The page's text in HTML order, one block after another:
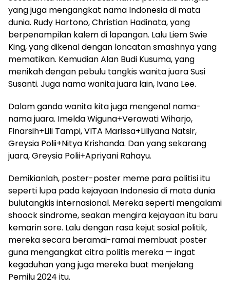
yang juga mengangkat nama Indonesia di mata
dunia. Rudy Hartono, Christian Hadinata, yang
berpenampilan kalem di lapangan. Lalu Liem Swie
King, yang dikenal dengan loncatan smashnya yang
mematikan. Kemudian Alan Budi Kusuma, yang
menikah dengan pebulu tangkis wanita juara Susi
Susanti. Juga nama wanita juara lain, Ivana Lee.
Dalam ganda wanita kita juga mengenal nama-
nama juara. Imelda Wiguna+Verawati Wiharjo,
Finarsih+Lili Tampi, VITA Marissa+Liliyana Natsir,
Greysia Polii+Nitya Krishanda. Dan yang sekarang
juara, Greysia Polii+Apriyani Rahayu.
Demikianlah, poster-poster meme para politisi itu
seperti lupa pada kejayaan Indonesia di mata dunia
bulutangkis internasional. Mereka seperti mengalami
shoock sindrome, seakan mengira kejayaan itu baru
kemarin sore. Lalu dengan rasa kejut sosial politik,
mereka secara beramai-ramai membuat poster
guna mengangkat citra politis mereka — ingat
kegaduhan yang juga mereka buat menjelang
Pemilu 2024 itu.